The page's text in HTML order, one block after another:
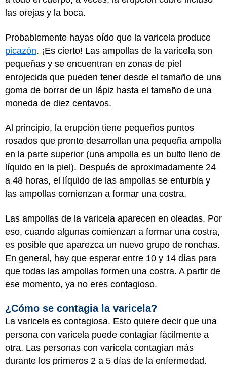
las orejas y la boca.
Probablemente hayas oído que la varicela produce
picazón. ¡Es cierto! Las ampollas de la varicela son
pequeñas y se encuentran en zonas de piel
enrojecida que pueden tener desde el tamaño de una
goma de borrar de un lápiz hasta el tamaño de una
moneda de diez centavos.
Al principio, la erupción tiene pequeños puntos
rosados que pronto desarrollan una pequeña ampolla
en la parte superior (una ampolla es un bulto lleno de
líquido en la piel). Después de aproximadamente 24
a 48 horas, el líquido de las ampollas se enturbia y
las ampollas comienzan a formar una costra.
Las ampollas de la varicela aparecen en oleadas. Por
eso, cuando algunas comienzan a formar una costra,
es posible que aparezca un nuevo grupo de ronchas.
En general, hay que esperar entre 10 y 14 días para
que todas las ampollas formen una costra. A partir de
ese momento, ya no eres contagioso.
¿Cómo se contagia la varicela?
La varicela es contagiosa. Esto quiere decir que una
persona con varicela puede contagiar fácilmente a
otra. Las personas con varicela contagian más
durante los primeros 2 a 5 días de la enfermedad.